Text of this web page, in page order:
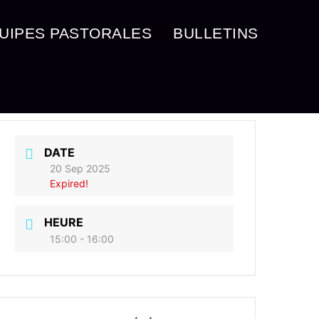
PASTORALES BULLETINS
DATE
20 Sep 2025
Expired!
HEURE
15:00 - 16:00